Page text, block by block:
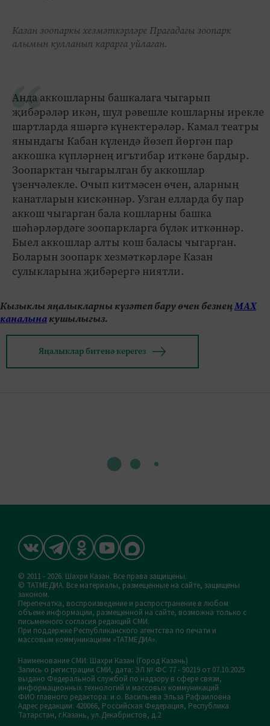
Казан зоопаркы хезмәткәрләре Прагадагы зоопарк
алымын кулланып карарга уйлаган.
Анда аккошларны башкалага чыгарып
җибәрәләр икән, шул рәвешле кошларны ирекле
шартларда яшәргә күнектерәләр. Камал театры
янындагы Кабан күлендә йөзеп йөргән пар
аккошка күпләрнең игътибар иткәне бардыр.
Зоопарктан чыгарылган бу аккошлар
үзенчәлекле. Очып китмәсен өчен, аларның
канатларын кискәннәр. Узган елларда бу пар
аккош чыгарган бала кошларны башка
шәһәрләрдәге зоопаркларга бүләк иткәннәр.
Быел аккошлар алты кош баласы чыгарган.
Боларын зоопарк хезмәткәрләре Казан
сулыкларына җибәрергә ниятли.
Кызыклы яңалыкларны күзәтеп бару өчен безнеңМАХ
каналынакушылыгыз.
Яңалыклар битенә керегез
© 2011 - 2026. Шахри Казан. Все права защищены.
© ТАТМЕДИА. Все материалы, размещенные на сайте, защищены
законом.
Перепечатка, воспроизведение и распространение в любом
объеме информации, размещенной на сайте, возможна только с
письменного согласия редакций СМИ.
При поддержке Республиканского агентства по печати и
массовым коммуникациям «ТАТМЕДИА».
Наименование СМИ: Шахри Казан (Город Казань)
Запись о регистрации СМИ, дата: ЭЛ № ФС 77 - 90219 от 07.10.2025
выдано Федеральной службой по надзору в сфере связи,
информационных технологий и массовых коммуникаций
ФИО главного редактора: и.о. Васильева Эльза Рафаиловна
Адрес редакции: 420066, Российская Федерация, Республика
Татарстан, г.Казань, ул.Декабристов, д.2